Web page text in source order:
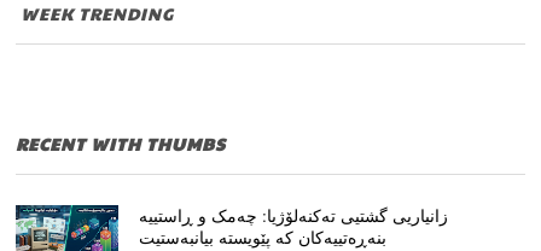
WEEK TRENDING
RECENT WITH THUMBS
زانیاریی گشتیی تەکنەلۆژیا: چەمک و ڕاستییە
بنەڕەتییەکان کە پێویستە بیانبەستیت